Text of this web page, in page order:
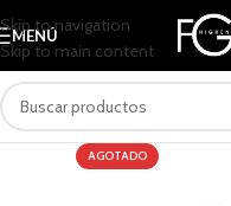
Skip to navigation
Skip to main content
MENÚ
AGOTADO